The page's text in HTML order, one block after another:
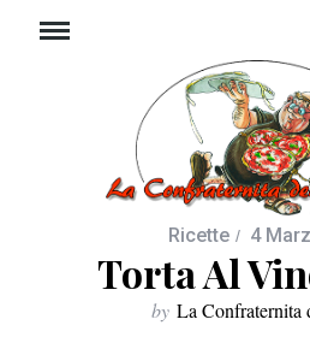
Ricette 4
Torta Al
by La Confraternita